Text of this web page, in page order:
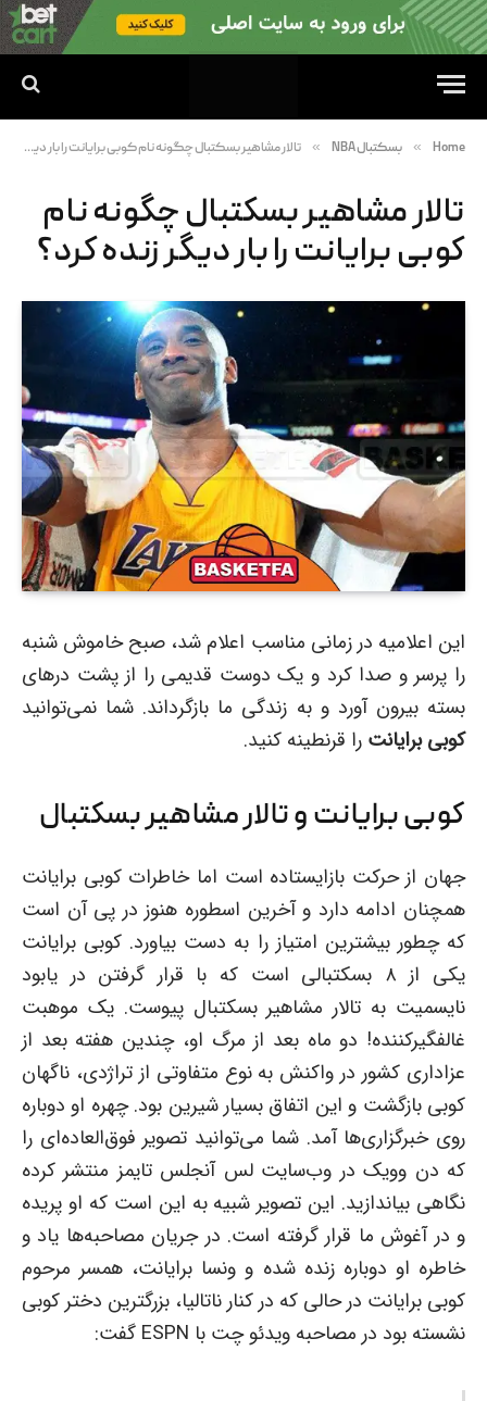
Home
» بسکتبال NBA » تالار مشاهیر بسکتبال چگونه نام کوبی برایانت را بار دیگر زنده کرد؟
تالار مشاهیر بسکتبال چگونه نام
کوبی برایانت را بار دیگر زنده کرد؟
این اعلامیه در زمانی مناسب اعلام شد، صبح خاموش شنبه
را پرسر و صدا کرد و یک دوست قدیمی را از پشت درهای
بسته بیرون آورد و به زندگی ما بازگرداند. شما نمی‌توانید
کوبی برایانت را قرنطینه کنید.
کوبی برایانت و تالار مشاهیر بسکتبال
جهان از حرکت بازایستاده است اما خاطرات کوبی برایانت
همچنان ادامه دارد و آخرین اسطوره هنوز در پی آن است
که چطور بیشترین امتیاز را به دست بیاورد. کوبی برایانت
یکی از ۸ بسکتبالی است که با قرار گرفتن در یابود
نایسمیت به تالار مشاهیر بسکتبال پیوست. یک موهبت
غالفگیرکننده! دو ماه بعد از مرگ او، چندین هفته بعد از
عزاداری کشور در واکنش به نوع متفاوتی از تراژدی، ناگهان
کوبی بازگشت و این اتفاق بسیار شیرین بود. چهره او دوباره
روی خبرگزاری‌ها آمد. شما می‌توانید تصویر فوق‌العاده‌ای را
که دن وویک در وب‌سایت لس آنجلس تایمز منتشر کرده
نگاهی بیاندازید. این تصویر شبیه به این است که او پریده
و در آغوش ما قرار گرفته است. در جریان مصاحبه‌ها یاد و
خاطره او دوباره زنده شده و ونسا برایانت، همسر مرحوم
کوبی برایانت در حالی که در کنار ناتالیا، بزرگترین دختر کوبی
نشسته بود در مصاحبه ویدئو چت با ESPN گفت: